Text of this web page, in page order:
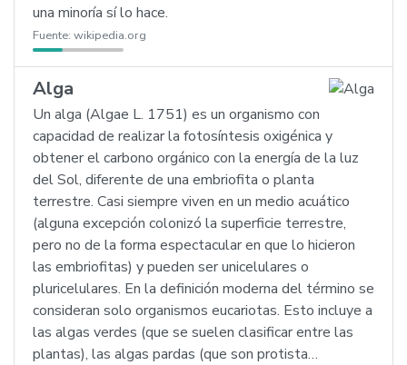
una minoría sí lo hace.
Fuente: wikipedia.org
Alga
Un alga (Algae L. 1751) es un organismo con
capacidad de realizar la fotosíntesis oxigénica y
obtener el carbono orgánico con la energía de la luz
del Sol, diferente de una embriofita o planta
terrestre. Casi siempre viven en un medio acuático
(alguna excepción colonizó la superficie terrestre,
pero no de la forma espectacular en que lo hicieron
las embriofitas) y pueden ser unicelulares o
pluricelulares. En la definición moderna del término se
consideran solo organismos eucariotas. Esto incluye a
las algas verdes (que se suelen clasificar entre las
plantas), las algas pardas (que son protista…